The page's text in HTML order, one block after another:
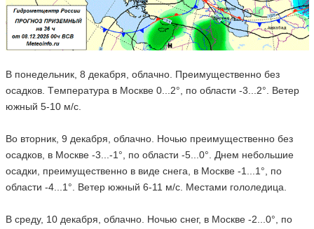
В понедельник, 8 декабря, облачно. Преимущественно без
осадков. Tемпература в Москве 0...2°, по области -3...2°. Ветер
южный 5-10 м/с.
Во вторник, 9 декабря, облачно. Ночью преимущественно без
осадков, в Москве -3...-1°, по области -5...0°. Днем небольшие
осадки, преимущественно в виде снега, в Москве -1...1°, по
области -4...1°. Ветер южный 6-11 м/с. Местами гололедица.
В среду, 10 декабря, облачно. Ночью снег, в Москве -2...0°, по